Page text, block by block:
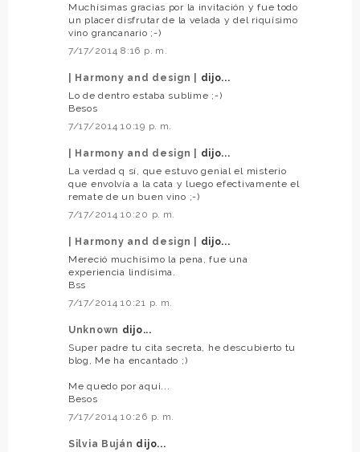
Muchísimas gracias por la invitación y fue todo
un placer disfrutar de la velada y del riquísimo
vino grancanario ;-)
7/17/2014 8:16 p. m.
| Harmony and design |
dijo...
Lo de dentro estaba sublime ;-)
Besos
7/17/2014 10:19 p. m.
| Harmony and design |
dijo...
La verdad q sí, que estuvo genial el misterio
que envolvía a la cata y luego efectivamente el
remate de un buen vino ;-)
7/17/2014 10:20 p. m.
| Harmony and design |
dijo...
Mereció muchísimo la pena, fue una
experiencia lindísima.
Bss
7/17/2014 10:21 p. m.
Unknown dijo...
Super padre tu cita secreta, he descubierto tu
blog, Me ha encantado ;)
Me quedo por aqui...
Besos
7/17/2014 10:26 p. m.
Silvia Buján dijo...